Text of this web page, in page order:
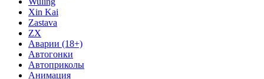
Xin Kai
Zastava
ZX
Аварии (18+)
Автогонки
Автоприколы
Анимация